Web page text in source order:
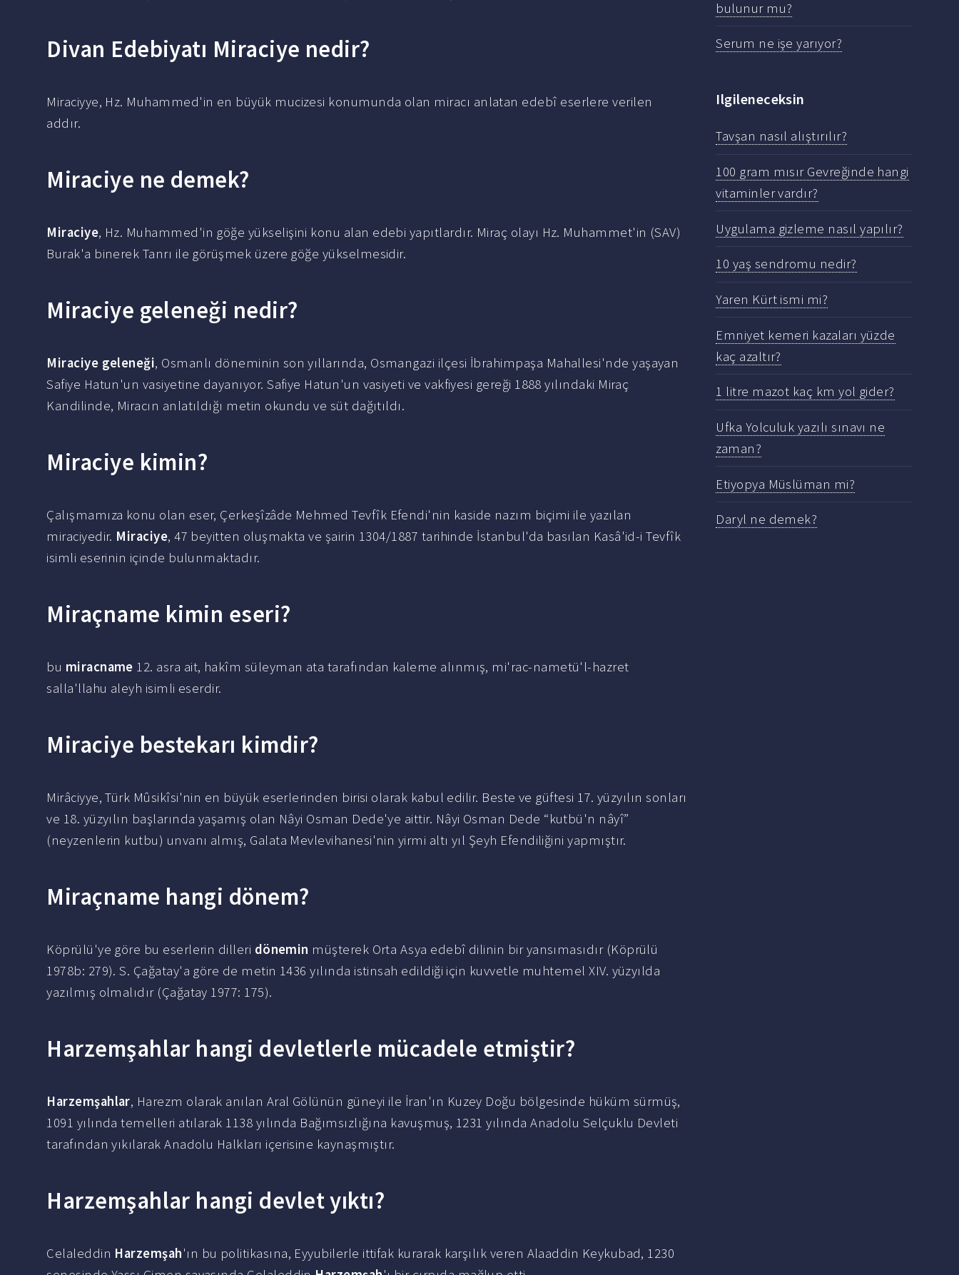
Divan Edebiyatı Miraciye nedir?
Miraciyye, Hz. Muhammed'in en büyük mucizesi konumunda olan miracı anlatan edebî eserlere verilen
addır.
Miraciye ne demek?
Miraciye, Hz. Muhammed'in göğe yükselişini konu alan edebi yapıtlardır. Miraç olayı Hz. Muhammet'in (SAV)
Burak'a binerek Tanrı ile görüşmek üzere göğe yükselmesidir.
Miraciye geleneği nedir?
Miraciye geleneği, Osmanlı döneminin son yıllarında, Osmangazi ilçesi İbrahimpaşa Mahallesi'nde yaşayan
Safiye Hatun'un vasiyetine dayanıyor. Safiye Hatun'un vasiyeti ve vakfiyesi gereği 1888 yılındaki Miraç
Kandilinde, Miracın anlatıldığı metin okundu ve süt dağıtıldı.
Miraciye kimin?
Çalışmamıza konu olan eser, Çerkeşîzâde Mehmed Tevfîk Efendi'nin kaside nazım biçimi ile yazılan
miraciyedir. Miraciye, 47 beyitten oluşmakta ve şairin 1304/1887 tarihinde İstanbul'da basılan Kasâ'id-i Tevfîk
isimli eserinin içinde bulunmaktadır.
Miraçname kimin eseri?
bu miracname 12. asra ait, hakîm süleyman ata tarafından kaleme alınmış, mi'rac-nametü'l-hazret
salla'llahu aleyh isimli eserdir.
Miraciye bestekarı kimdir?
Mirâciyye, Türk Mûsikîsi'nin en büyük eserlerinden birisi olarak kabul edilir. Beste ve güftesi 17. yüzyılın sonları
ve 18. yüzyılın başlarında yaşamış olan Nâyi Osman Dede'ye aittir. Nâyi Osman Dede “kutbü'n nâyî”
(neyzenlerin kutbu) unvanı almış, Galata Mevlevihanesi'nin yirmi altı yıl Şeyh Efendiliğini yapmıştır.
Miraçname hangi dönem?
Köprülü'ye göre bu eserlerin dilleri dönemin müşterek Orta Asya edebî dilinin bir yansımasıdır (Köprülü
1978b: 279). S. Çağatay'a göre de metin 1436 yılında istinsah edildiği için kuvvetle muhtemel XIV. yüzyılda
yazılmış olmalıdır (Çağatay 1977: 175).
Harzemşahlar hangi devletlerle mücadele etmiştir?
Harzemşahlar, Harezm olarak anılan Aral Gölünün güneyi ile İran'ın Kuzey Doğu bölgesinde hüküm sürmüş,
1091 yılında temelleri atılarak 1138 yılında Bağımsızlığına kavuşmuş, 1231 yılında Anadolu Selçuklu Devleti
tarafından yıkılarak Anadolu Halkları içerisine kaynaşmıştır.
Harzemşahlar hangi devlet yıktı?
Celaleddin Harzemşah'ın bu politikasına, Eyyubilerle ittifak kurarak karşılık veren Alaaddin Keykubad, 1230
bulunur mu?
Serum ne işe yarıyor?
Ilgileneceksin
Tavşan nasıl alıştırılır?
100 gram mısır Gevreğinde hangi
vitaminler vardır?
Uygulama gizleme nasıl yapılır?
10 yaş sendromu nedir?
Yaren Kürt ismi mi?
Emniyet kemeri kazaları yüzde
kaç azaltır?
1 litre mazot kaç km yol gider?
Ufka Yolculuk yazılı sınavı ne
zaman?
Etiyopya Müslüman mi?
Daryl ne demek?